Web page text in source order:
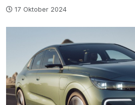
17 Oktober 2024